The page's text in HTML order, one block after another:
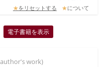
★をリセットする ★について
電子書籍を表示
work)